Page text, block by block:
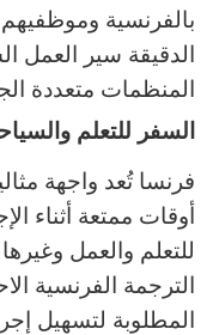
بالفرنسية
الدقيقة سير العمل
المنظمات متعددة
السفر للتعلم
فرنسا تُعد واجهة
أوقات ممتعة أثناء
للتعلم والعمل
الترجمة الفرنسية
المطلوبة لتسهيل